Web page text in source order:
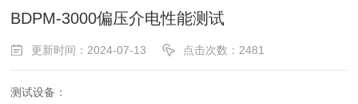
BDPM-3000偏压介电性能测试
更新时间：2024-07-13 点击次数：2481
测试设备：